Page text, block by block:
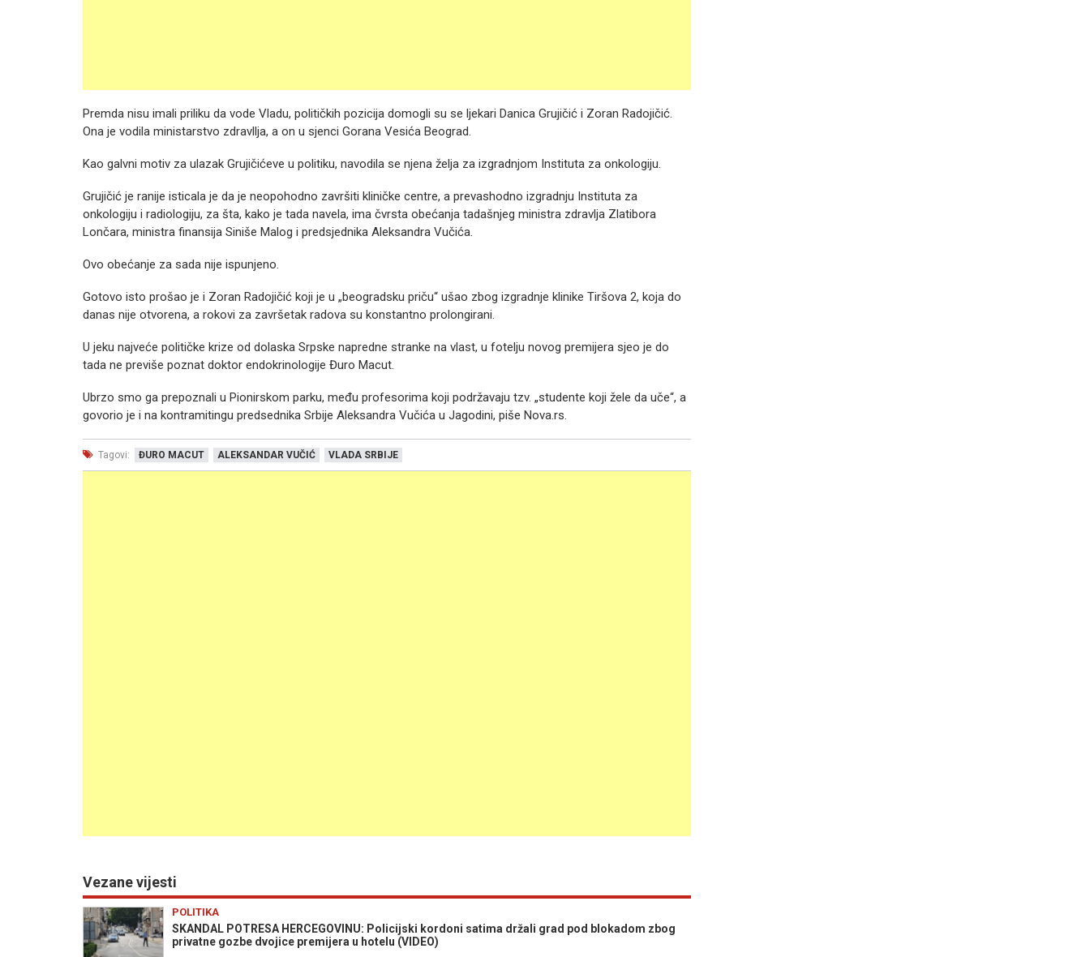
Premda nisu imali priliku da vode Vladu, političkih pozicija domogli su se ljekari Danica Grujičić i Zoran Radojičić.
Ona je vodila ministarstvo zdravllja, a on u sjenci Gorana Vesića Beograd.
Kao galvni motiv za ulazak Grujičićeve u politiku, navodila se njena želja za izgradnjom Instituta za onkologiju.
Grujičić je ranije isticala je da je neopohodno završiti kliničke centre, a prevashodno izgradnju Instituta za
onkologiju i radiologiju, za šta, kako je tada navela, ima čvrsta obećanja tadašnjeg ministra zdravlja Zlatibora
Lončara, ministra finansija Siniše Malog i predsjednika Aleksandra Vučića.
Ovo obećanje za sada nije ispunjeno.
Gotovo isto prošao je i Zoran Radojičić koji je u „beogradsku priču“ ušao zbog izgradnje klinike Tiršova 2, koja do
danas nije otvorena, a rokovi za završetak radova su konstantno prolongirani.
U jeku najveće političke krize od dolaska Srpske napredne stranke na vlast, u fotelju novog premijera sjeo je do
tada ne previše poznat doktor endokrinologije Đuro Macut.
Ubrzo smo ga prepoznali u Pionirskom parku, među profesorima koji podržavaju tzv. „studente koji žele da uče“, a
govorio je i na kontramitingu predsednika Srbije Aleksandra Vučića u Jagodini, piše Nova.rs.
Tagovi: ĐURO MACUT ALEKSANDAR VUČIĆ VLADA SRBIJE
Vezane vijesti
POLITIKA
SKANDAL POTRESA HERCEGOVINU: Policijski kordoni satima držali grad pod blokadom zbog
privatne gozbe dvojice premijera u hotelu (VIDEO)